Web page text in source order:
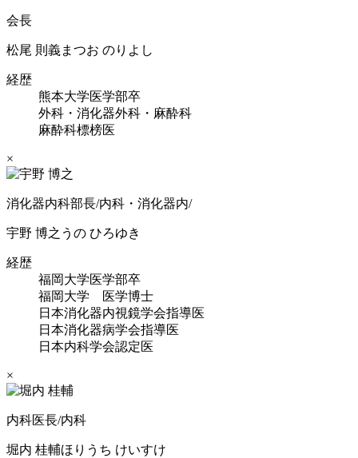
会長
松尾 則義まつお のりよし
経歴
熊本大学医学部卒
外科・消化器外科・麻酔科
麻酔科標榜医
×
消化器内科部長/内科・消化器内/
宇野 博之 うの ひろゆき
経歴
福岡大学医学部卒
福岡大学 医学博士
日本消化器内視鏡学会指導医
日本消化器病学会指導医
日本内科学会認定医
×
内科医長/内科
堀内 桂輔ほりうち けいすけ